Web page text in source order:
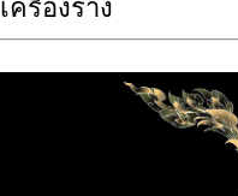
เครื่องราง